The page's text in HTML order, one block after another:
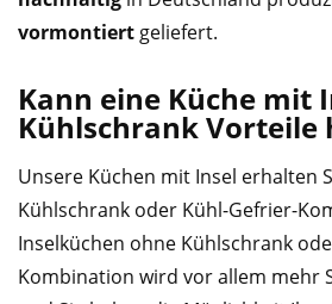
vormontiert geliefert.
Kann eine Küche mit
Kühlschrank Vorteile
Unsere Küchen mit Insel erhalten
Kühlschrank oder Kühl-Gefrier-
Inselküchen ohne Kühlschrank
Kombination wird vor allem mehr